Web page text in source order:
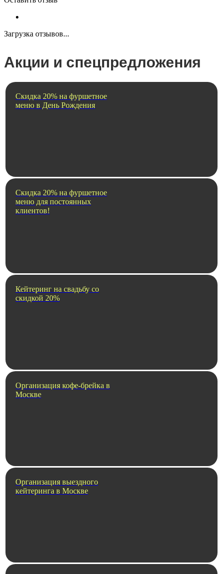
Загрузка отзывов...
Акции и спецпредложения
Скидка 20% на фуршетное
меню в День Рождения
Скидка 20% на фуршетное
меню для постоянных
клиентов!
Кейтеринг на свадьбу со
скидкой 20%
Организация кофе-брейка в
Москве
Организация выездного
кейтеринга в Москве